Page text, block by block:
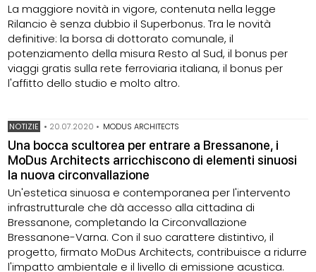
La maggiore novità in vigore, contenuta nella legge
Rilancio è senza dubbio il Superbonus. Tra le novità
definitive: la borsa di dottorato comunale, il
potenziamento della misura Resto al Sud, il bonus per
viaggi gratis sulla rete ferroviaria italiana, il bonus per
l'affitto dello studio e molto altro.
NOTIZIE • 20.07.2020 • MODUS ARCHITECTS
Una bocca scultorea per entrare a Bressanone, i
MoDus Architects arricchiscono di elementi sinuosi
la nuova circonvallazione
Un'estetica sinuosa e contemporanea per l'intervento
infrastrutturale che dà accesso alla cittadina di
Bressanone, completando la Circonvallazione
Bressanone-Varna. Con il suo carattere distintivo, il
progetto, firmato MoDus Architects, contribuisce a ridurre
l'impatto ambientale e il livello di emissione acustica.